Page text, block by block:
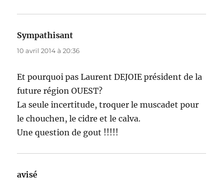
Sympathisant
10 avril 2014 à 20:36
Et pourquoi pas Laurent DEJOIE président de la
future région OUEST?
La seule incertitude, troquer le muscadet pour
le chouchen, le cidre et le calva.
Une question de gout !!!!!
avisé